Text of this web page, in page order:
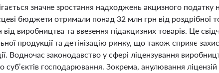
значне зростання надходжень акцизного податку
бюджети отримали понад 32 млн грн від роздрібної
виробництва та ввезення підакцизних товарів. Це
продукції та детінізацію ринку, що також сприяє
Водночас законодавство у сфері ліцензування
господарювання. Зокрема, анулювання